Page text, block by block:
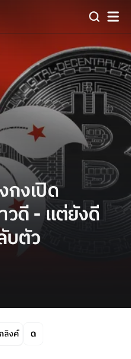
กงเปิด
วดี - แต่ยังดี
บตัว
ลิงค์